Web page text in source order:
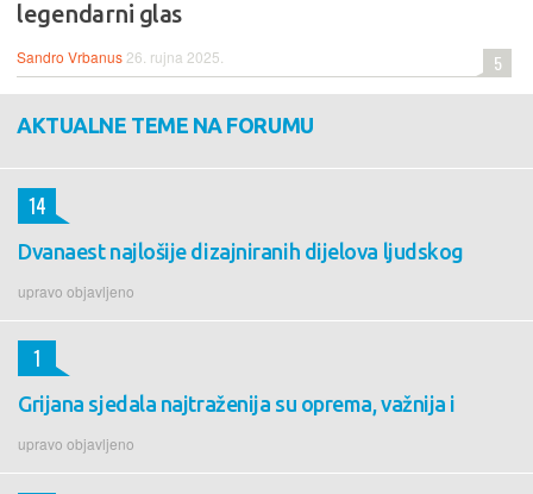
legendarni glas
Sandro Vrbanus 26. rujna 2025. 5
AKTUALNE TEME NA FORUMU
Dvanaest najlošije dizajniranih dijelova ljudskog
upravo objavljeno
14
Grijana sjedala najtraženija su oprema, važnija i
upravo objavljeno
1